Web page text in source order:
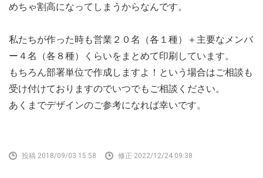
めちゃ割高になってしまうからなんです。
私たちが作った時も営業２０名（各１種）＋主要なメンバ
ー４名（各８種）くらいをまとめて印刷しています。
もちろん部署単位で作成しますよ！という場合はご相談も
受け付けておりますのでいつでもご相談ください。
あくまでデザインのご参考になれば幸いです。
投稿 2018/09/03 15:58 修正 2022/12/24 09:38